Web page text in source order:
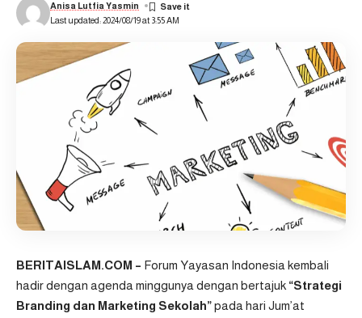
Last updated: 2024/08/19 at 3:55 AM
Anisa Lutfia Yasmin
BERITAISLAM.COM – Forum Yayasan Indonesia kembali
hadir dengan agenda minggunya dengan bertajuk “Strategi
Branding dan Marketing Sekolah”pada hari Jum’at